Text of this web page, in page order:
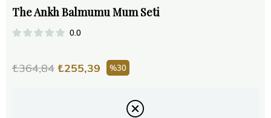
The Ankh Balmumu Mum Seti
0.0
₺364,84 ₺255,39 30